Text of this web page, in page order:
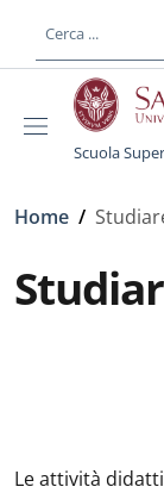
al
Scuola
Briciole di pane
Home /
Le attività